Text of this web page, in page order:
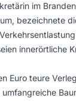
im
bezeichnete
innerörtliche
Euro teure